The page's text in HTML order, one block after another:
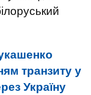
транзиту у
Україну